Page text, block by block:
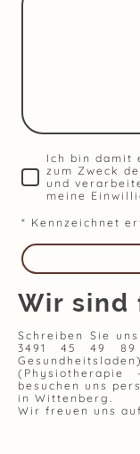
Ich bin damit
zum Zweck
und
meine
* Kennzeichnet
Wir sind
Schreiben Sie
3491 45 49 89
besuchen uns
in Wittenberg.
Wir freuen uns